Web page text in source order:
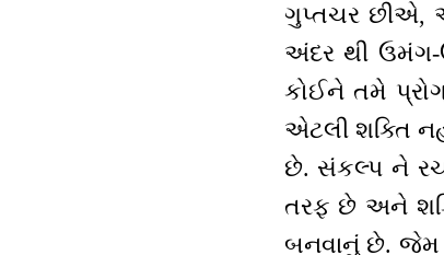
ગુપ્તચર છીએ,
અંદર થી
કોઈને તમે
એટલી શક્તિ
છે. સંકલ્પ ને
તરફ છે અને
બનવાનું છે. જેમ